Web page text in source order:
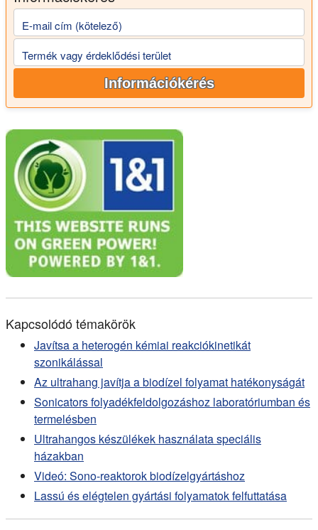
E-mail cím (kötelező)
Termék vagy érdeklődési terület
Információkérés
Kapcsolódó témakörök
Javítsa a heterogén kémiai reakciókinetikát
szonikálással
Az ultrahang javítja a biodízel folyamat hatékonyságát
Sonicators folyadékfeldolgozáshoz laboratóriumban és
termelésben
Ultrahangos készülékek használata speciális
házakban
Videó: Sono-reaktorok biodízelgyártáshoz
Lassú és elégtelen gyártási folyamatok felfuttatása